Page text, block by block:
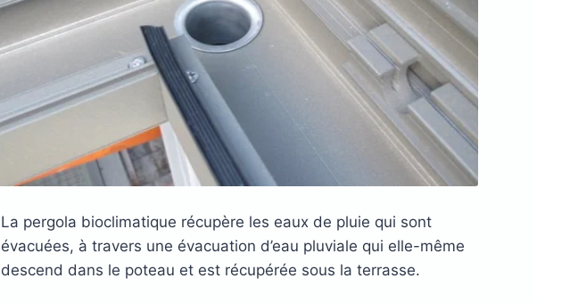
La pergola bioclimatique récupère les eaux de pluie qui sont
évacuées, à travers une évacuation d’eau pluviale qui elle-même
descend dans le poteau et est récupérée sous la terrasse.